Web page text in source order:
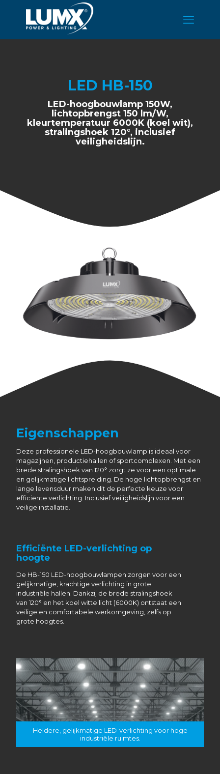
LED HB-150
LED-hoogbouwlamp 150W,
lichtopbrengst 150 lm/W,
kleurtemperatuur 6000K (koel wit),
stralingshoek 120°, inclusief
veiligheidslijn.
Eigenschappen
Deze professionele LED-hoogbouwlamp is ideaal voor
magazijnen, productiehallen of sportcomplexen. Met een
brede stralingshoek van 120° zorgt ze voor een optimale
en gelijkmatige lichtspreiding. De hoge lichtopbrengst en
lange levensduur maken dit de perfecte keuze voor
efficiënte verlichting. Inclusief veiligheidslijn voor een
veilige installatie.
Efficiënte LED-verlichting op
hoogte
De HB-150 LED-hoogbouwlampen zorgen voor een
gelijkmatige, krachtige verlichting in grote
industriële hallen. Dankzij de brede stralingshoek
van 120° en het koel witte licht (6000K) ontstaat een
veilige en comfortabele werkomgeving, zelfs op
grote hoogtes.
Heldere, gelijkmatige LED-verlichting voor hoge
industriële ruimtes.